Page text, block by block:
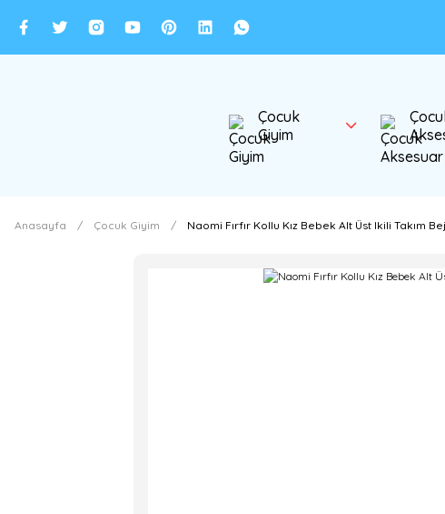
Çocuk
Giyim
Anasayfa Çocuk Giyim Naomi Fırfır Kollu Kız Bebek Alt Üst Ikili Takım